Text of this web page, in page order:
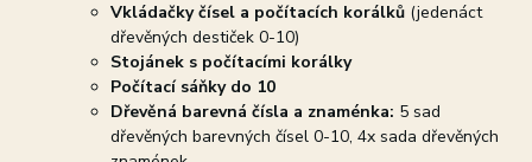
Vkládačky čísel a počítacích korálků (jedenáct
dřevěných destiček 0-10)
Stojánek s počítacími korálky
Počítací sáňky do 10
Dřevěná barevná čísla a znaménka: 5 sad
dřevěných barevných čísel 0-10, 4x sada dřevěných